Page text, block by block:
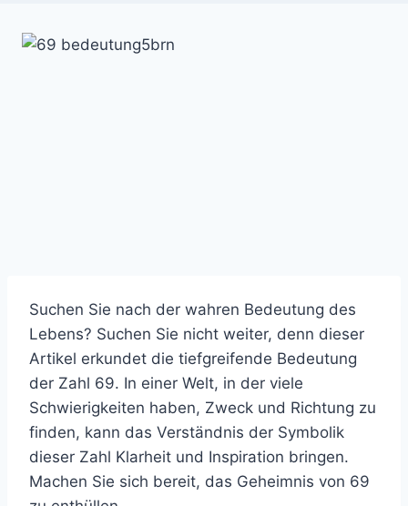
Suchen Sie nach der wahren Bedeutung des
Lebens? Suchen Sie nicht weiter, denn dieser
Artikel erkundet die tiefgreifende Bedeutung
der Zahl 69. In einer Welt, in der viele
Schwierigkeiten haben, Zweck und Richtung zu
finden, kann das Verständnis der Symbolik
dieser Zahl Klarheit und Inspiration bringen.
Machen Sie sich bereit, das Geheimnis von 69